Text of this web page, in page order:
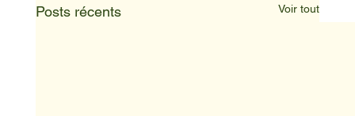
Posts récents Voir tout